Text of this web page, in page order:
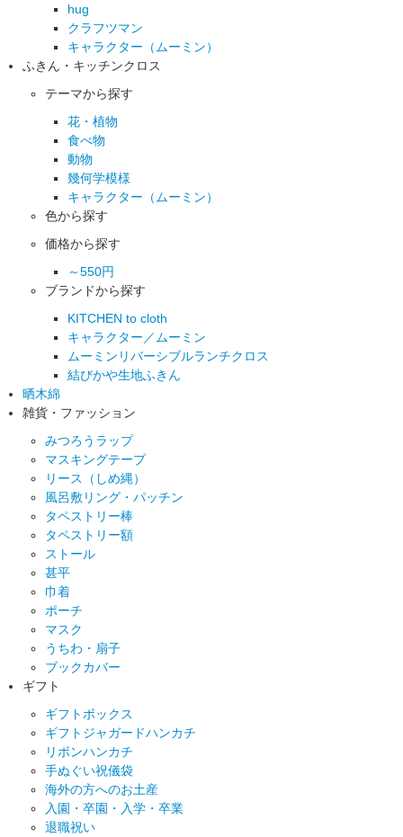
hug
クラフツマン
キャラクター（ムーミン）
ふきん・キッチンクロス
テーマから探す
花・植物
食べ物
動物
幾何学模様
キャラクター（ムーミン）
色から探す
価格から探す
～550円
ブランドから探す
KITCHEN to cloth
キャラクター／ムーミン
ムーミンリバーシブルランチクロス
結びかや生地ふきん
晒木綿
雑貨・ファッション
みつろうラップ
マスキングテープ
リース（しめ縄）
風呂敷リング・パッチン
タペストリー棒
タペストリー額
ストール
甚平
巾着
ポーチ
マスク
うちわ・扇子
ブックカバー
ギフト
ギフトボックス
ギフトジャガードハンカチ
リボンハンカチ
手ぬぐい祝儀袋
海外の方へのお土産
入園・卒園・入学・卒業
退職祝い